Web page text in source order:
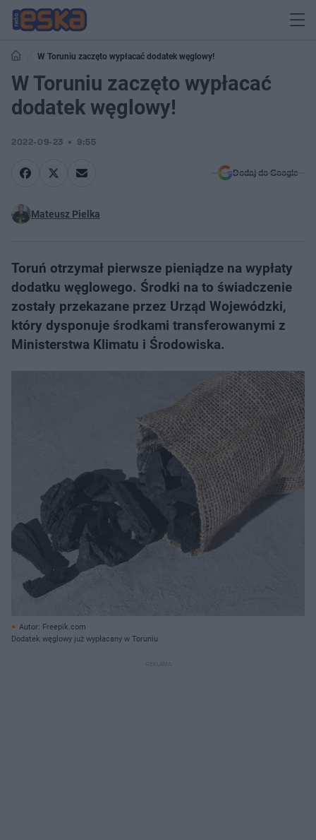
W Toruniu zaczęto wypłacać dodatek węglowy!
W Toruniu zaczęto wypłacać
dodatek węglowy!
2022-09-23 9:55
Dodaj do Google
Mateusz Pielka
Toruń otrzymał pierwsze pieniądze na wypłaty
dodatku węglowego. Środki na to świadczenie
zostały przekazane przez Urząd Wojewódzki,
który dysponuje środkami transferowanymi z
Ministerstwa Klimatu i Środowiska.
Autor: Freepik.com
Dodatek węglowy już wypłacany w Toruniu